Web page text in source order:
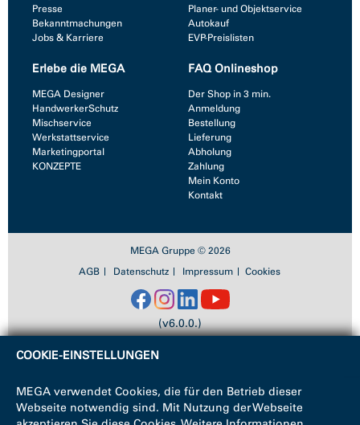
Presse
Bekanntmachungen
Jobs & Karriere
Planer- und Objektservice
Autokauf
EVP-Preislisten
Erlebe die MEGA
MEGA Designer
HandwerkerSchutz
Mischservice
Werkstattservice
Marketingportal
KONZEPTE
FAQ Onlineshop
Der Shop in 3 min.
Anmeldung
Bestellung
Lieferung
Abholung
Zahlung
Mein Konto
Kontakt
MEGA Gruppe © 2026
AGB
Datenschutz Impressum Cookies
(v6.0.0.)
COOKIE-EINSTELLUNGEN
MEGA verwendet Cookies, die für den Betrieb dieser
Webseite notwendig sind. Mit Nutzung der Webseite